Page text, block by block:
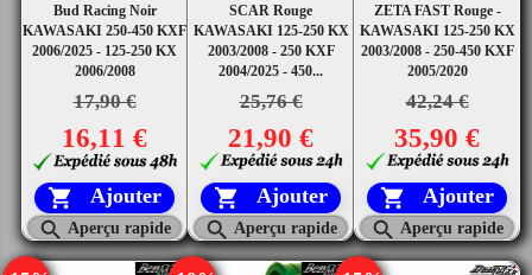
Bud Racing Noir
KAWASAKI 250-450 KXF
2006/2025 - 125-250 KX
2006/2008
17,90 €
16,11 €
 Ajouter
 Aperçu rapide
SCAR Rouge
KAWASAKI 125-250 KX
2003/2008 - 250 KXF
2004/2025 - 450...
25,76 €
21,90 €
 Ajouter
 Aperçu rapide
ZETA FAST Rouge -
KAWASAKI 125-250 KX
2003/2008 - 250-450 KXF
2005/2020
42,24 €
35,90 €
 Ajouter
 Aperçu rapide